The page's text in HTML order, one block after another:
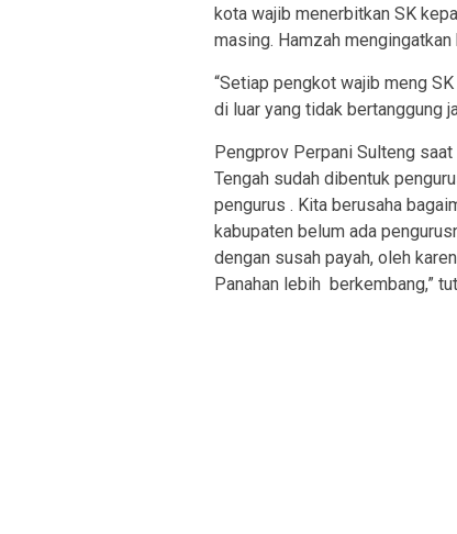
kota wajib menerbitkan SK
masing. Hamzah
“Setiap pengkot wajib meng
di luar yang tidak bertanggung
Pengprov Perpani Sulteng
Tengah sudah dibentuk
pengurus . Kita berusaha
kabupaten belum ada
dengan susah payah, oleh
Panahan lebih berkembang,”